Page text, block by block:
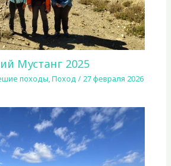
Мустанг 2025
походы,Поход / 27 февраля 2026